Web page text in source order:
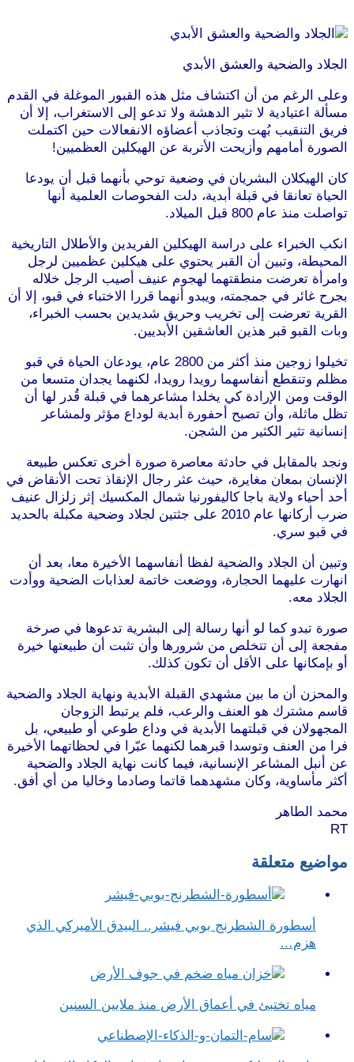
الجلاد والضحية والعشق الأبدي
وعلى الرغم من أن اكتشاف مثل هذه القبور الموغلة في القدم
مسألة اعتيادية لا تثير الدهشة ولا تدعو إلى الاستغراب، إلا أن
فريق التنقيب بُهت وتجاذب أعضاؤه الانفعالات حين اكتملت
الصورة أمامهم وأزيحت الأتربة عن الهيكلين العظميين!
كان الهيكلان البشريان في وضعية توحي بأنهما قبل أن يودعا
الحياة تعانقا في قبلة أبدية، دلت الفحوصات العلمية أنها
تواصلت منذ عام 800 قبل الميلاد.
انكب الخبراء على دراسة الهيكلين الفريدين والأطلال التاريخية
المحيطة، وتبين أن القبر يحتوي على هيكلين عظميين لرجل
وامرأة تعرضت منطقتهما لهجوم عنيف أصيب الرجل خلاله
بجرح غائر في جمجمته، ويبدو أنهما قررا الاختباء في قبو، إلا أن
القرية تعرضت إلى تخريب وحريق شديدين بحسب الخبراء،
وبات القبو قبر هذين العاشقين الأبديين.
تخيلوا زوجين منذ أكثر من 2800 عام، يودعان الحياة في قبو
مظلم وتنقطع أنفاسهما رويدا رويدا، لكنهما يجدان متسعا من
الوقت ومن الإرادة كي يخلدا مشاعرهما في قبلة قُدر لها أن
تظل ماثلة، وأن تصبح أحفورة أبدية لوداع مؤثر ولمشاعر
إنسانية تثير الكثير من الشجن.
ونجد بالمقابل في حادثة معاصرة صورة أخرى تعكس طبيعة
الإنسان بمعان مغايرة، حيث عثر رجال الإنقاذ تحت الأنقاض في
أحد أحياء ولاية باجا كاليفورنيا شمال المكسيك إثر زلزال عنيف
ضرب أركانها عام 2010 على جثتين لجلاد وضحية مكبلة بالحديد
في قبو سري.
وتبين أن الجلاد والضحية لفظا أنفاسهما الأخيرة معا، بعد أن
انهارت عليهما الحجارة، ووضعت خاتمة لعذابات الضحية ووأدت
الجلاد معه.
صورة تبدو كما لو أنها رسالة إلى البشرية تدعوها في صرخة
مفجعة إلى أن تتخلص من شرورها وأن تثبت أن طبيعتها خيرة
أو بإمكانها على الأقل أن تكون كذلك.
والمحزن أن ما بين مشهدي القبلة الأبدية ونهاية الجلاد والضحية
قاسم مشترك هو العنف والرعب، فلم يرتبط الزوجان
المجهولان في قبلتهما الأبدية في وداع طوعي أو طبيعي، بل
فرا من العنف وتوسدا قبرهما لكنهما عبّرا في لحظاتهما الأخيرة
عن أنبل المشاعر الإنسانية، فيما كانت نهاية الجلاد والضحية
أكثر مأساوية، وكان مشهدهما قاتما وصادما وخاليا من أي أفق.
محمد الطاهر
RT
مواضيع متعلقة
أسطورة الشطرنج بوبي فيشر.. البيدق الأميركي الذي
هزم…
مياه تختبئ في أعماق الأرض منذ ملايين السنين